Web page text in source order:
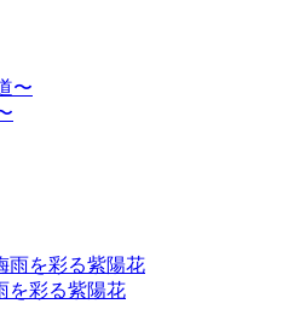
を彩る紫陽花